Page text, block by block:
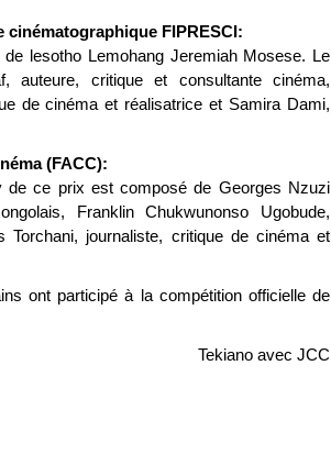
FIPRESCI:
de lesotho Lemohang Jeremiah Mosese. Le
critique et consultante cinéma,
de cinéma et réalisatrice et Samira Dami,
(FACC):
de ce prix est composé de Georges Nzuzi
Franklin Chukwunonso Ugobude,
journaliste, critique de cinéma et
ont participé à la compétition officielle de
Tekiano avec JCC